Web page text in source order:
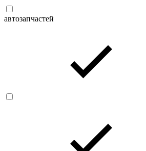
автозапчастей